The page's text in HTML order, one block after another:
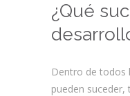
¿Qué
Dentro de todos
pueden